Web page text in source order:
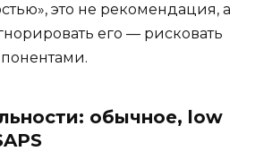
это не рекомендация, а
его — рисковать
обычное, low